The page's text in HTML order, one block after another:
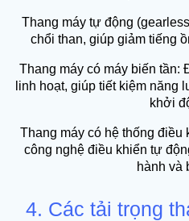
Thang máy tự động
chổi than, giúp giảm tiếng
Thang máy có máy biến tần:
linh hoạt, giúp tiết kiệm năng
khởi
Thang máy có hệ thống điều
công nghệ điều khiển tự
hành và
4. Các tải trọng